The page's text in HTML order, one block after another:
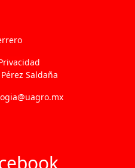
Saldaña